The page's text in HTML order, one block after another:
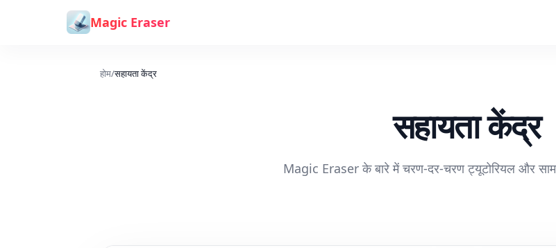
Magic Eraser
होम/सहायता केंद्र
सहायता केंद्र
Magic Eraser के बारे में चरण-दर-चरण ट्यूटोरियल और